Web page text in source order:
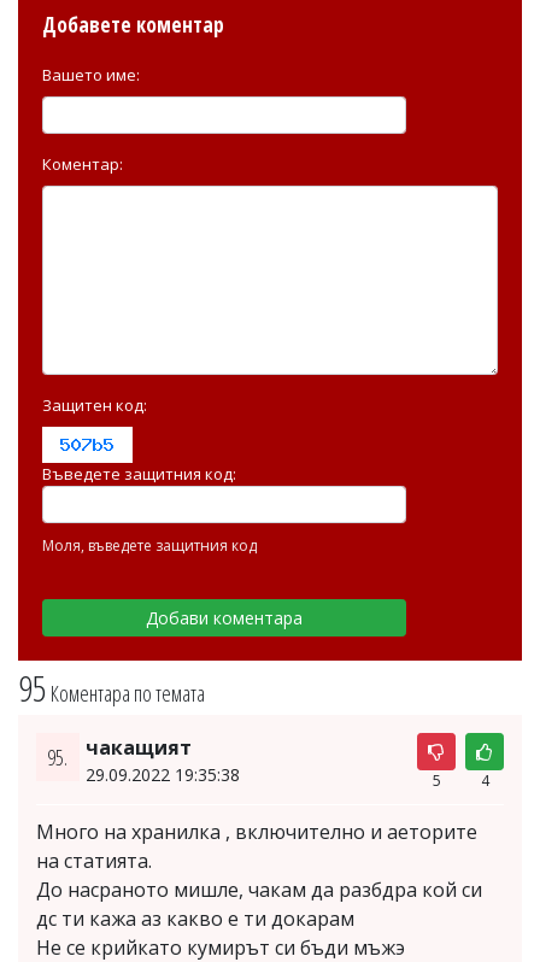
95 Коментара по темата
95. чакащият
29.09.2022 19:35:38 5 4
Много на хранилка , включително и аеторите
на статията.
До насраното мишле, чакам да разбдра кой си
дс ти кажа аз какво е ти докарам
Не се крийкато кумирът си бъди мъжэ
Добавете коментар
Вашето име:
Коментар:
Защитен код:
Въведете защитния код:
Моля, въведете защитния код